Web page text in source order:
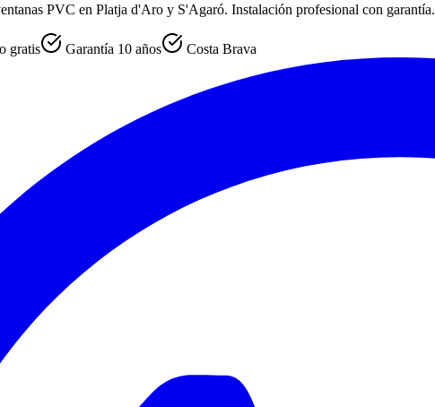
PVC en Platja d'Aro y S'Agaró. Instalación profesional con garantía.
gratis Garantía 10 años Costa Brava